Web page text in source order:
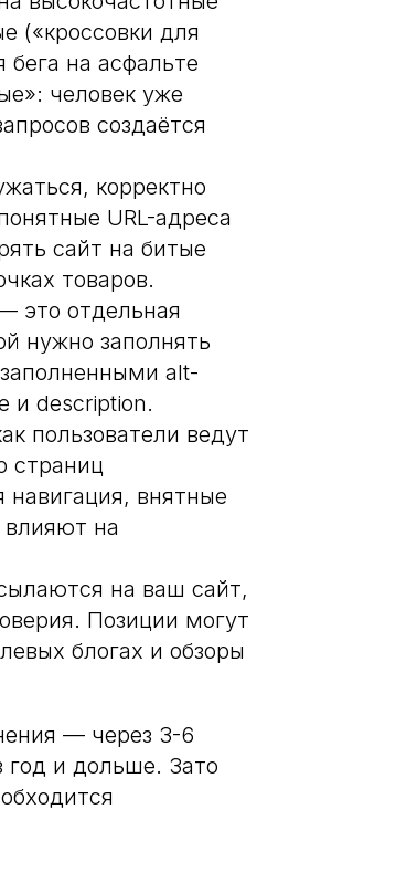
(«кроссовки для
бега на асфальте
человек уже
создаётся
корректно
URL-адреса
сайт на битые
товаров.
это отдельная
нужно заполнять
alt-
и description.
пользователи ведут
страниц
внятные
на
на ваш сайт,
Позиции могут
блогах и обзоры
— через 3-6
год и дольше. Зато